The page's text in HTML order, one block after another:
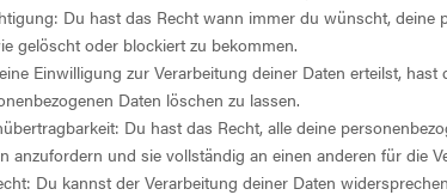
Du hast das Recht wann immer du wünscht, deine
gelöscht oder blockiert zu bekommen.
Einwilligung zur Verarbeitung deiner Daten erteilst,
Daten löschen zu lassen.
Du hast das Recht, alle deine
anzufordern und sie vollständig an einen anderen für die
Du kannst der Verarbeitung deiner Daten